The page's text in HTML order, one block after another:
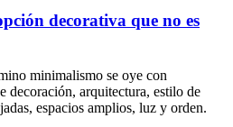
decorativa que no es
minimalismo se oye con
decoración, arquitectura, estilo de
espacios amplios, luz y orden.